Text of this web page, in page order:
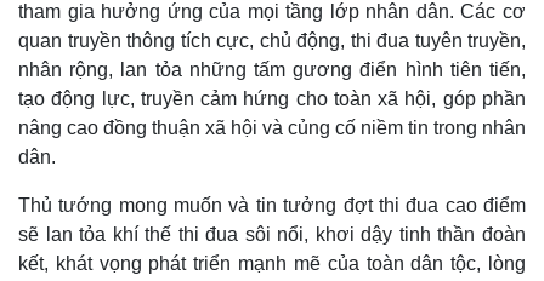
tham gia hưởng ứng của mọi tầng lớp nhân dân. Các cơ
quan truyền thông tích cực, chủ động, thi đua tuyên truyền,
nhân rộng, lan tỏa những tấm gương điển hình tiên tiến,
tạo động lực, truyền cảm hứng cho toàn xã hội, góp phần
nâng cao đồng thuận xã hội và củng cố niềm tin trong nhân
dân.
Thủ tướng mong muốn và tin tưởng đợt thi đua cao điểm
sẽ lan tỏa khí thế thi đua sôi nổi, khơi dậy tinh thần đoàn
kết, khát vọng phát triển mạnh mẽ của toàn dân tộc, lòng